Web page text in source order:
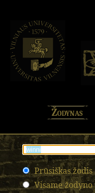
Žodynas
Prūsiškas žodis
Visame žodyno